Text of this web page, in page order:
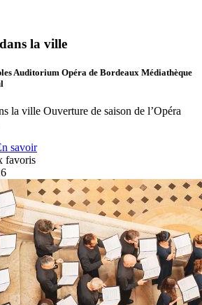
la ville
Auditorium Opéra de Bordeaux Médiathèque
la ville Ouverture de saison de l’Opéra
savoir
favoris